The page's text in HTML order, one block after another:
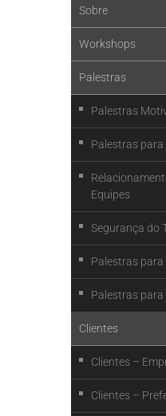
Sobre
Workshops
Palestras
Palestras
Palestras para
Equipes
Segurança do
Palestras para
Palestras para
Clientes
Clientes –
Clientes –